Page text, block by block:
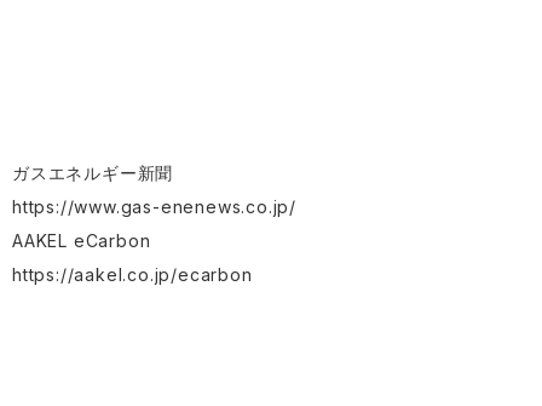
ガスエネルギー新聞
https://www.gas-enenews.co.jp/
AAKEL eCarbon
https://aakel.co.jp/ecarbon